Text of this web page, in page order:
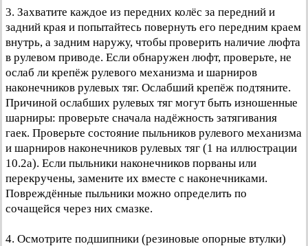
3. Захватите каждое из передних колёс за передний и
задний края и попытайтесь повернуть его передним краем
внутрь, а задним наружу, чтобы проверить наличие люфта
в рулевом приводе. Если обнаружен люфт, проверьте, не
ослаб ли крепёж рулевого механизма и шарниров
наконечников рулевых тяг. Ослабший крепёж подтяните.
Причиной ослабших рулевых тяг могут быть изношенные
шарниры: проверьте сначала надёжность затягивания
гаек. Проверьте состояние пыльников рулевого механизма
и шарниров наконечников рулевых тяг (1 на иллюстрации
10.2а). Если пыльники наконечников порваны или
перекручены, замените их вместе с наконечниками.
Повреждённые пыльники можно определить по
сочащейся через них смазке.
4. Осмотрите подшипники (резиновые опорные втулки)